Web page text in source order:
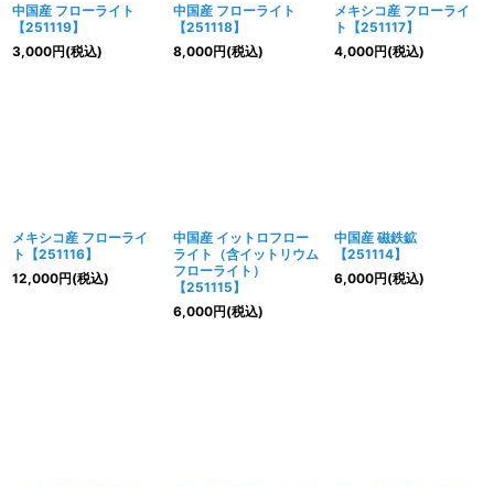
中国産 フローライト
【251119】
3,000円(税込)
中国産 フローライト
【251118】
8,000円(税込)
メキシコ産 フローライ
ト【251117】
4,000円(税込)
メキシコ産 フローライ
ト【251116】
12,000円(税込)
中国産 イットロフロー
ライト（含イットリウム
フローライト）
【251115】
6,000円(税込)
中国産 磁鉄鉱
【251114】
6,000円(税込)